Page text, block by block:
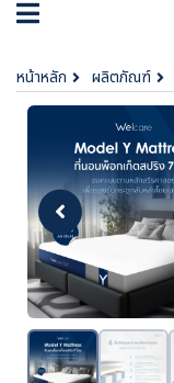
หน้าหลัก ผลิตภัณฑ์